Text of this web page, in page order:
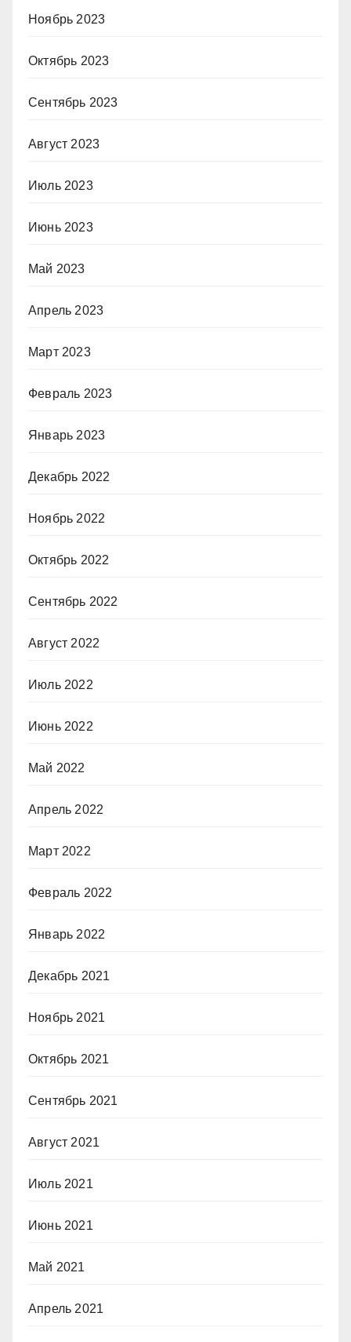
Ноябрь 2023
Октябрь 2023
Сентябрь 2023
Август 2023
Июль 2023
Июнь 2023
Май 2023
Апрель 2023
Март 2023
Февраль 2023
Январь 2023
Декабрь 2022
Ноябрь 2022
Октябрь 2022
Сентябрь 2022
Август 2022
Июль 2022
Июнь 2022
Май 2022
Апрель 2022
Март 2022
Февраль 2022
Январь 2022
Декабрь 2021
Ноябрь 2021
Октябрь 2021
Сентябрь 2021
Август 2021
Июль 2021
Июнь 2021
Май 2021
Апрель 2021